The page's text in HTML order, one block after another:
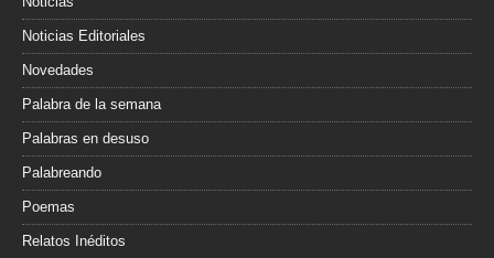
Noticias Editoriales
Novedades
Palabra de la semana
Palabras en desuso
Palabreando
Poemas
Relatos Inéditos